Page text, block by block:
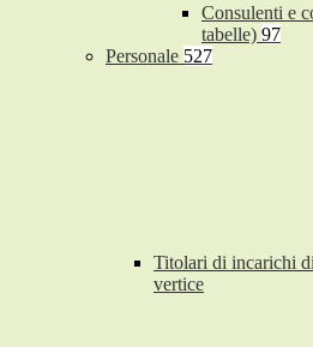
Consulenti e
tabelle) 97
Personale 527
Titolari di incarichi
vertice